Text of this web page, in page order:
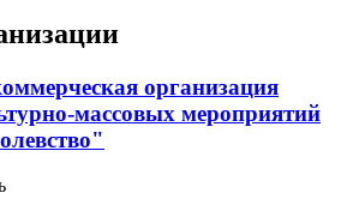
организация
массовых мероприятий